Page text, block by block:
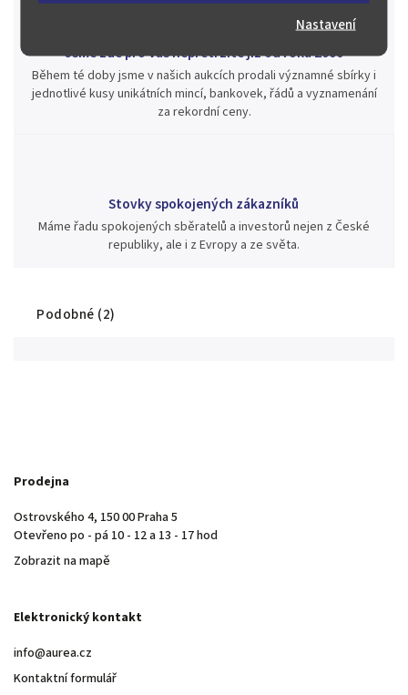
Nastavení
Jsme zde pro Vás nepřetržitě již od roku 2000
Během té doby jsme v našich aukcích prodali významné sbírky i
jednotlivé kusy unikátních mincí, bankovek, řádů a vyznamenání
za rekordní ceny.
Stovky spokojených zákazníků
Máme řadu spokojených sběratelů a investorů nejen z České
republiky, ale i z Evropy a ze světa.
Podobné (2)
Prodejna
Ostrovského 4, 150 00 Praha 5
Otevřeno po - pá 10 - 12 a 13 - 17 hod
Zobrazit na mapě
Elektronický kontakt
info@aurea.cz
Kontaktní formulář